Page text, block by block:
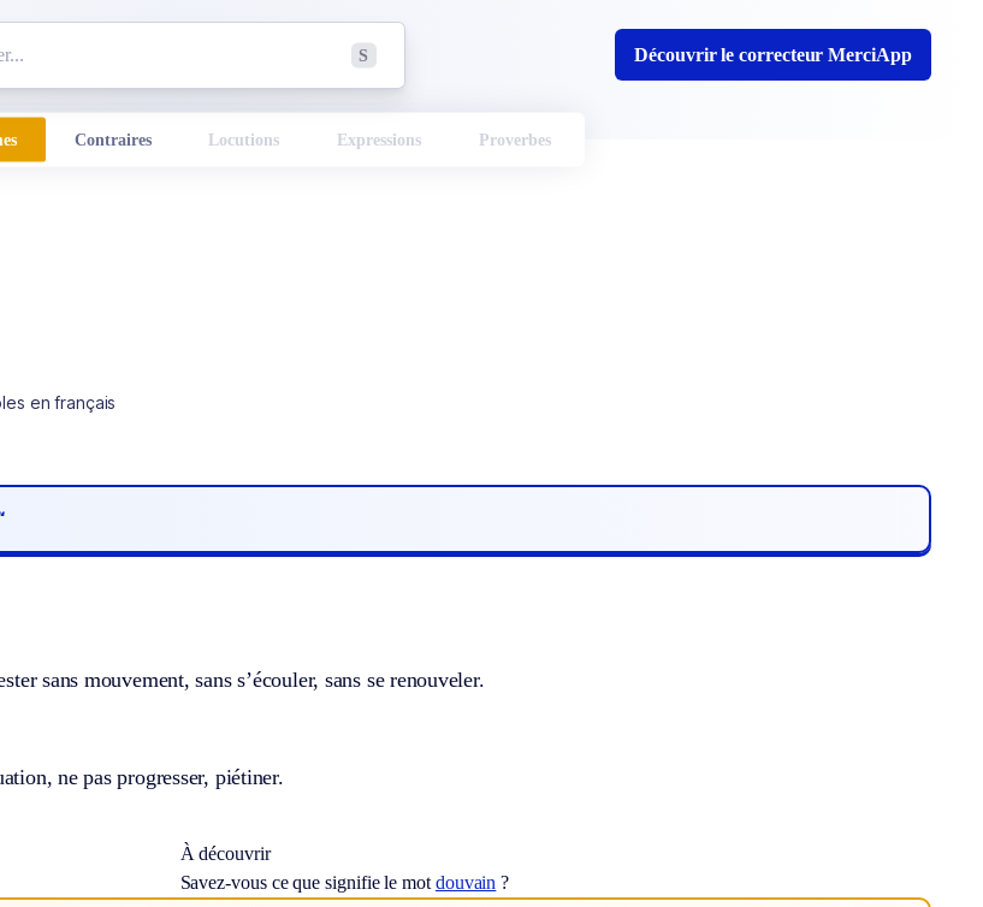
S Découvrir le correcteur MerciApp
Contraires Locutions Expressions Proverbes
en français
sans mouvement, sans s’écouler, sans se renouveler.
ne pas progresser, piétiner.
À découvrir
Savez-vous ce que signifie le mot douvain ?